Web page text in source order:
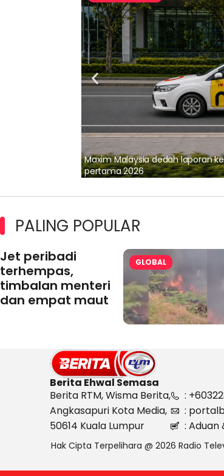
Maxim Malaysia dedah laporan
pertama 2026
PALING POPULAR
Jet peribadi
terhempas,
timbalan menteri
dan empat maut
GLOBAL
Berita Ehwal Semasa
Berita RTM, Wisma Berita,
Angkasapuri Kota Media,
50614 Kuala Lumpur
:
:
: Aduan
Hak Cipta Terpelihara @ 2026 Radio